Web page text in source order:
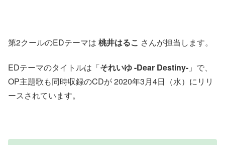
第2クールのEDテーマは 桃井はるこ さんが担当します。
EDテーマのタイトルは「それいゆ -Dear Destiny- 」で、
OP主題歌も同時収録のCDが 2020年3月4日（水）にリリ
ースされています。